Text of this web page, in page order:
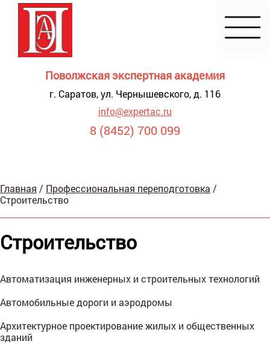
Поволжская экспертная академия
г. Саратов, ул. Чернышевского, д. 116
info@expertac.ru
8 (8452) 700 099
для
Главная / Профессиональная переподготовка /
Строительство
Строительство
Автоматизация инженерных и строительных технологий
Автомобильные дороги и аэродромы
Архитектурное проектирование жилых и общественных
зданий